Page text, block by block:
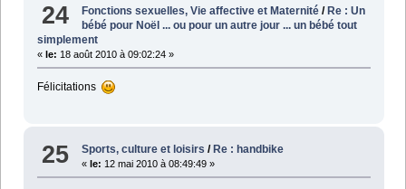
24 Fonctions sexuelles, Vie affective et Maternité /Re : Un
bébé pour Noël ... ou pour un autre jour ... un bébé tout
simplement
« le: 18 août 2010 à 09:02:24 »
Félicitations
25 Sports, culture et loisirs / Re : handbike
«le: 12 mai 2010 à 08:49:49 »